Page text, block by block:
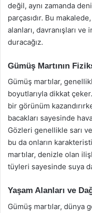
değil, aynı zamanda
parçasıdır. Bu
alanları, davranışları
duracağız.
Gümüş Martının
Gümüş martılar,
boyutlarıyla dikkat
bir görünüm
bacakları sayesinde
Gözleri genellikle sarı
bu da onların
martılar, denizle olan
tüyleri sayesinde suya
Yaşam Alanları ve
Gümüş martılar, dünya